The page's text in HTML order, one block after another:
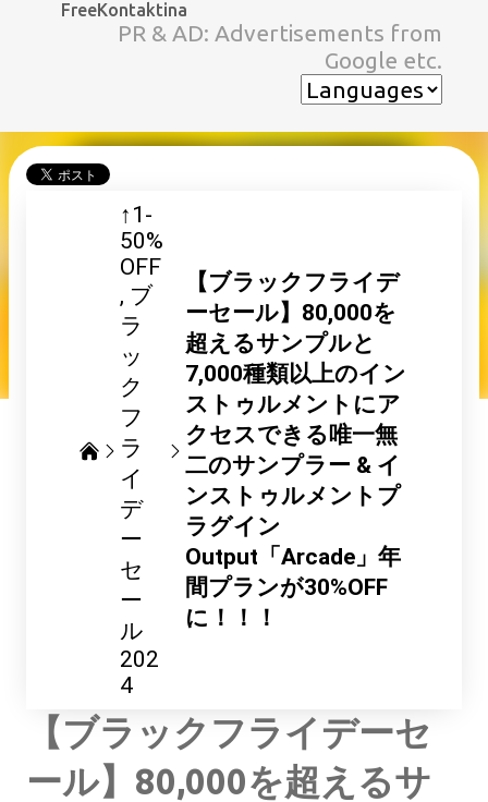
スキップしてメイン コンテンツに移動
FreeKontaktina
PR & AD: Advertisements from
Google etc.
↑1-
50%
OFF
ブ
ラ
ッ
ク
フ
ラ
イ
デ
ー
セ
ー
ル
202
4
【ブラックフライデ
ーセール】80,000を
超えるサンプルと
7,000種類以上のイン
ストゥルメントにア
クセスできる唯一無
二のサンプラー & イ
ンストゥルメントプ
ラグイン
Output「Arcade」年
間プランが30%OFF
に！！！
【ブラックフライデーセ
ール】80,000を超えるサ